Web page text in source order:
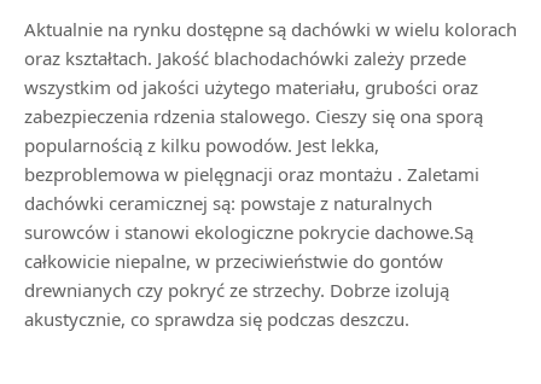
Aktualnie na rynku dostępne są dachówki w wielu kolorach
oraz kształtach. Jakość blachodachówki zależy przede
wszystkim od jakości użytego materiału, grubości oraz
zabezpieczenia rdzenia stalowego. Cieszy się ona sporą
popularnością z kilku powodów. Jest lekka,
bezproblemowa w pielęgnacji oraz montażu . Zaletami
dachówki ceramicznej są: powstaje z naturalnych
surowców i stanowi ekologiczne pokrycie dachowe.Są
całkowicie niepalne, w przeciwieństwie do gontów
drewnianych czy pokryć ze strzechy. Dobrze izolują
akustycznie, co sprawdza się podczas deszczu.